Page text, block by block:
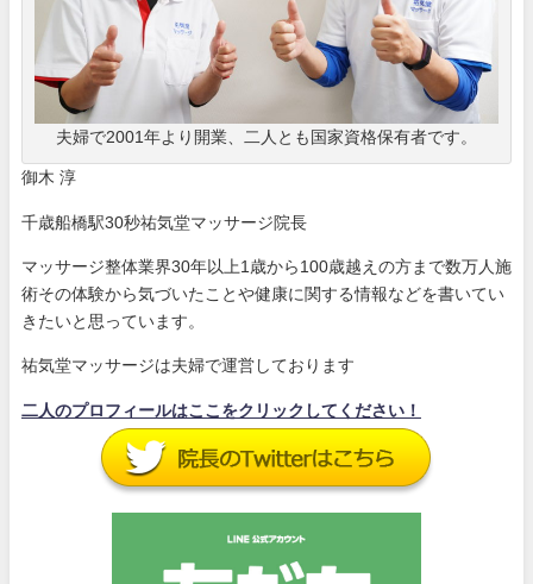
夫婦で2001年より開業、二人とも国家資格保有者です。
御木 淳
千歳船橋駅30秒祐気堂マッサージ院長
マッサージ整体業界30年以上1歳から100歳越えの方まで数万人施
術その体験から気づいたことや健康に関する情報などを書いてい
きたいと思っています。
祐気堂マッサージは夫婦で運営しております
二人のプロフィールはここをクリックしてください！